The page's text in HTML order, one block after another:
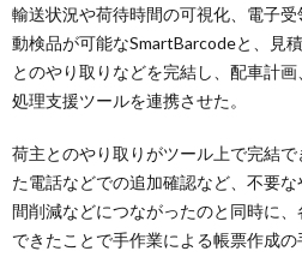
輸送状況や荷待時間の可視化、電子
動検品が可能なSmartBarcodeと、見
とのやり取りなどを完結し、配車計
処理支援ツールを連携させた。
荷主とのやり取りがツール上で完結
た電話などでの追加確認など、不要
間削減などにつながったのと同時に
できたことで手作業による帳票作成の